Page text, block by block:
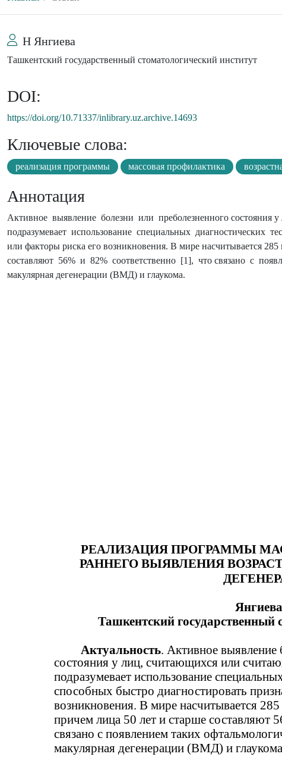
Н Янгиева
Ташкентский государственный стоматологический институт
DOI:
https://doi.org/10.71337/inlibrary.uz.archive.14693
Ключевые слова:
реализация программы массовая профилактика
Аннотация
Активное выявление болезни или преболезненного состояния
подразумевает использование специальных диагностических
или факторы риска его возникновения. В мире насчитывается
составляют 56% и 82% соответственно [1], что связано с
макулярная дегенерации (ВМД) и глаукома.
РЕАЛИЗАЦИЯ ПРОГРАММЫ
РАННЕГО ВЫЯВЛЕНИЯ
Ташкентский государственный
Актуальность. Активное выявление
состояния у лиц, считающихся или
подразумевает использование
способных быстро диагностировать
возникновения. В мире насчитывается
причем лица 50 лет и старше составляют
связано с появлением таких
макулярная дегенерации (ВМД) и